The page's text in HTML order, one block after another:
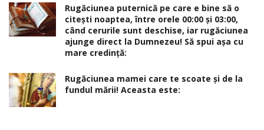
Rugăciunea puternică pe care e bine să o
citești noaptea, între orele 00:00 și 03:00,
când cerurile sunt deschise, iar rugăciunea
ajunge direct la Dumnezeu! Să spui așa cu
mare credință:
Rugăciunea mamei care te scoate şi de la
fundul mării! Aceasta este: